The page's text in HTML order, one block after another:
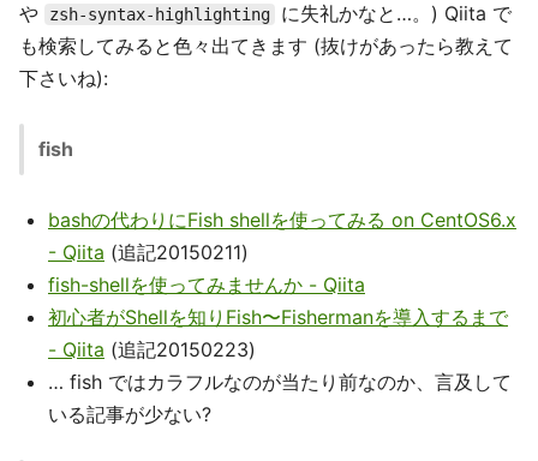
や zsh-syntax-highlighting
に失礼かなと…。) Qiita で
も検索してみると色々出てきます (抜けがあったら教えて
下さいね):
fish
bashの代わりにFish shellを使ってみる on CentOS6.x
- Qiita (追記20150211)
fish-shellを使ってみませんか - Qiita
初心者がShellを知りFish〜Fishermanを導入するまで
- Qiita (追記20150223)
… fish ではカラフルなのが当たり前なのか、言及して
いる記事が少ない?